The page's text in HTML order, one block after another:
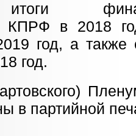
КПРФ в 2018
год, а
год.
в партийной